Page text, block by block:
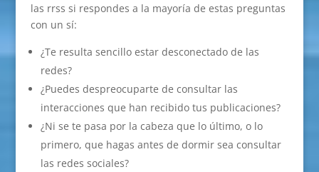
las rrss si respondes a la mayoría de estas preguntas
con un sí:
¿Te resulta sencillo estar desconectado de las
redes?
¿Puedes despreocuparte de consultar las
interacciones que han recibido tus publicaciones?
¿Ni se te pasa por la cabeza que lo último, o lo
primero, que hagas antes de dormir sea consultar
las redes sociales?